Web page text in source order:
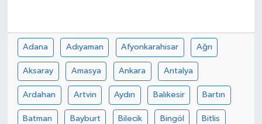
Adana Adıyaman Afyonkarahisar Ağrı
Aksaray Amasya Ankara Antalya
Ardahan Artvin Aydın Balıkesir Bartın
Batman Bayburt Bilecik Bingöl Bitlis